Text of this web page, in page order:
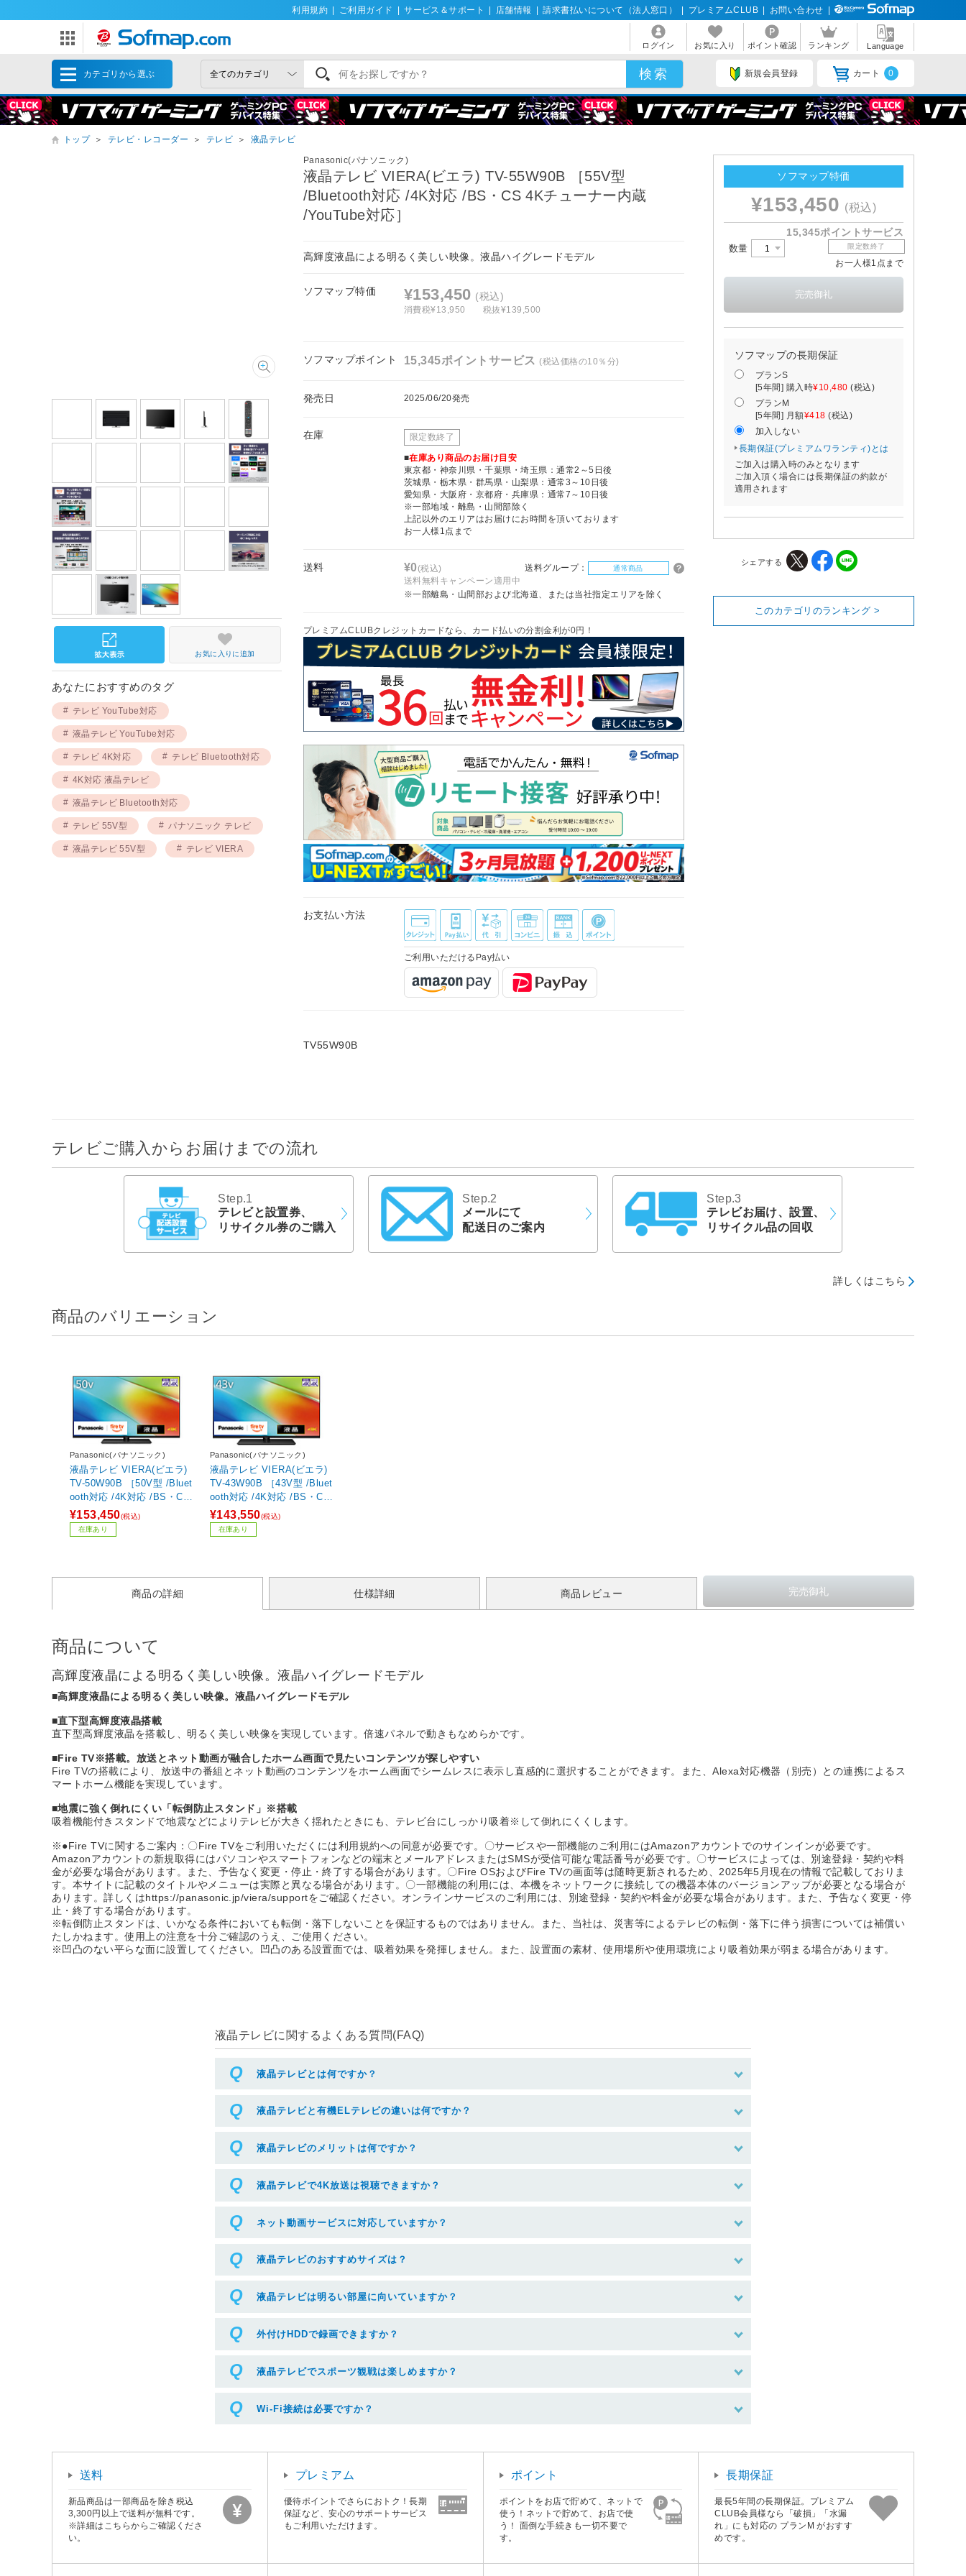
利用規約 ご利用ガイド サービス＆サポート 店舗情報 請求書払いについて（法人窓口） プレミアムCLUB お問い合わせ
ログイン お気に入り ポイント確認 ランキング Language
カテゴリから選ぶ 新規会員登録 カート 0
トップ ＞ テレビ・レコーダー ＞ テレビ ＞ 液晶テレビ
Panasonic(パナソニック)
液晶テレビ VIERA(ビエラ) TV-55W90B ［55V型
/Bluetooth対応 /4K対応 /BS・CS 4Kチューナー内蔵
/YouTube対応］
高輝度液晶による明るく美しい映像。液晶ハイグレードモデル
ソフマップ特価 ¥153,450 (税込)
消費税¥13,950 税抜¥139,500
ソフマップポイント 15,345ポイントサービス(税込価格の10％分)
発売日 2025/06/20発売
在庫 限定数終了
■在庫あり商品のお届け目安
東京都・神奈川県・千葉県・埼玉県：通常2～5日後
茨城県・栃木県・群馬県・山梨県：通常3～10日後
愛知県・大阪府・京都府・兵庫県：通常7～10日後
※一部地域・離島・山間部除く
上記以外のエリアはお届けにお時間を頂いております
お一人様1点まで
送料 ¥0(税込) 送料グループ： 通常商品
送料無料キャンペーン適用中
※一部離島・山間部および北海道、または当社指定エリアを除く
プレミアムCLUBクレジットカードなら、カード払いの分割金利が0円！
お支払い方法
ご利用いただけるPay払い
TV55W90B
お気に入りに追加
あなたにおすすめのタグ
テレビ YouTube対応
液晶テレビ YouTube対応
テレビ 4K対応 テレビ Bluetooth対応
4K対応 液晶テレビ
液晶テレビ Bluetooth対応
テレビ 55V型 パナソニック テレビ
液晶テレビ 55V型 テレビ VIERA
ソフマップ特価
¥153,450 (税込)
15,345ポイントサービス
数量 限定数終了
お一人様1点まで
ソフマップの長期保証
プランS
[5年間] 購入時¥10,480 (税込)
プランM
[5年間] 月額¥418 (税込)
加入しない
長期保証(プレミアムワランティ)とは
ご加入は購入時のみとなります
ご加入頂く場合には長期保証の約款が
適用されます
シェアする
このカテゴリのランキング >
テレビご購入からお届けまでの流れ
Step.1
テレビと設置券、
リサイクル券のご購入
Step.2
メールにて
配送日のご案内
Step.3
テレビお届け、設置、
リサイクル品の回収
詳しくはこちら
商品のバリエーション
Panasonic(パナソニック)
液晶テレビ VIERA(ビエラ)
TV-50W90B ［50V型 /Bluet
ooth対応 /4K対応 /BS・CS
4Kチューナー内蔵 /YouTube
対応］
¥153,450(税込)
在庫あり
Panasonic(パナソニック)
液晶テレビ VIERA(ビエラ)
TV-43W90B ［43V型 /Bluet
ooth対応 /4K対応 /BS・CS
4Kチューナー内蔵 /YouTube
対応］
¥143,550(税込)
在庫あり
商品の詳細 仕様詳細 商品レビュー
商品について
高輝度液晶による明るく美しい映像。液晶ハイグレードモデル
■高輝度液晶による明るく美しい映像。液晶ハイグレードモデル
■直下型高輝度液晶搭載
直下型高輝度液晶を搭載し、明るく美しい映像を実現しています。倍速パネルで動きもなめらかです。
■Fire TV※搭載。放送とネット動画が融合したホーム画面で見たいコンテンツが探しやすい
Fire TVの搭載により、放送中の番組とネット動画のコンテンツをホーム画面でシームレスに表示し直感的に選択することができます。また、Alexa対応機器（別売）との連携によるス
マートホーム機能を実現しています。
■地震に強く倒れにくい「転倒防止スタンド」※搭載
吸着機能付きスタンドで地震などによりテレビが大きく揺れたときにも、テレビ台にしっかり吸着※して倒れにくくします。
※●Fire TVに関するご案内：〇Fire TVをご利用いただくには利用規約への同意が必要です。〇サービスや一部機能のご利用にはAmazonアカウントでのサインインが必要です。
Amazonアカウントの新規取得にはパソコンやスマートフォンなどの端末とメールアドレスまたはSMSが受信可能な電話番号が必要です。〇サービスによっては、別途登録・契約や料
金が必要な場合があります。また、予告なく変更・停止・終了する場合があります。〇Fire OSおよびFire TVの画面等は随時更新されるため、2025年5月現在の情報で記載しておりま
す。本サイトに記載のタイトルやメニューは実際と異なる場合があります。〇一部機能の利用には、本機をネットワークに接続しての機器本体のバージョンアップが必要となる場合が
あります。詳しくはhttps://panasonic.jp/viera/supportをご確認ください。オンラインサービスのご利用には、別途登録・契約や料金が必要な場合があります。また、予告なく変更・停
止・終了する場合があります。
※転倒防止スタンドは、いかなる条件においても転倒・落下しないことを保証するものではありません。また、当社は、災害等によるテレビの転倒・落下に伴う損害については補償い
たしかねます。使用上の注意を十分ご確認のうえ、ご使用ください。
※凹凸のない平らな面に設置してください。凹凸のある設置面では、吸着効果を発揮しません。また、設置面の素材、使用場所や使用環境により吸着効果が弱まる場合があります。
液晶テレビに関するよくある質問(FAQ)
液晶テレビとは何ですか？
液晶テレビと有機ELテレビの違いは何ですか？
液晶テレビのメリットは何ですか？
液晶テレビで4K放送は視聴できますか？
ネット動画サービスに対応していますか？
液晶テレビのおすすめサイズは？
液晶テレビは明るい部屋に向いていますか？
外付けHDDで録画できますか？
液晶テレビでスポーツ観戦は楽しめますか？
Wi-Fi接続は必要ですか？
送料
新品商品は一部商品を除き税込
3,300円以上で送料が無料です。
※詳細はこちらからご確認くださ
い。
プレミアム
優待ポイントでさらにおトク！長期
保証など、安心のサポートサービス
もご利用いただけます。
ポイント
ポイントをお店で貯めて、ネットで
使う！ネットで貯めて、お店で使
う！ 面倒な手続きも一切不要で
す。
長期保証
最長5年間の長期保証。プレミアム
CLUB会員様なら「破損」「水漏
れ」にも対応の プランM がおすす
めです。